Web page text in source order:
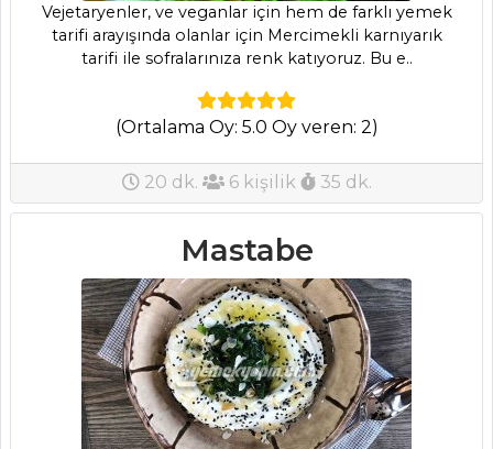
BALIK
YEMEKLERI
Fırınlanmış
Nasıl Yapılır?
Balık Tabağı
Tarifi, Nasıl Yapılır?
Balık Yemekleri
Tüm Tarifleri
Vejetaryenler, ve veganlar için hem de farklı yemek
tarifi arayışında olanlar için Mercimekli karnıyarık
tarifi ile sofralarınıza renk katıyoruz. Bu e..
(Ortalama Oy: 5.0 Oy veren: 2)
20 dk. 6 kişilik 35 dk.
Mastabe